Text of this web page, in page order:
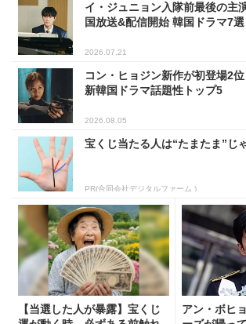
イ・ジュニョン入隊前最後の主
国放送&配信開始 韓国ドラマ7選
2026.07.21
コン・ヒョジン新作が初登場2
新韓国ドラマ話題性トップ5
2026.08.05
宝くじ当たる人は“たまたま”じ
PR(合同会社デジタルファーム )
【当選した人が暴露】宝くじ
アン・ボヒ